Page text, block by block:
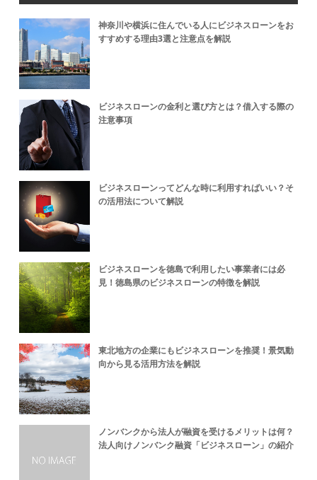
神奈川や横浜に住んでいる人にビジネスローンをお
すすめする理由3選と注意点を解説
ビジネスローンの金利と選び方とは？借入する際の
注意事項
ビジネスローンってどんな時に利用すればいい？そ
の活用法について解説
ビジネスローンを徳島で利用したい事業者には必
見！徳島県のビジネスローンの特徴を解説
東北地方の企業にもビジネスローンを推奨！景気動
向から見る活用方法を解説
ノンバンクから法人が融資を受けるメリットは何？
法人向けノンバンク融資「ビジネスローン」の紹介